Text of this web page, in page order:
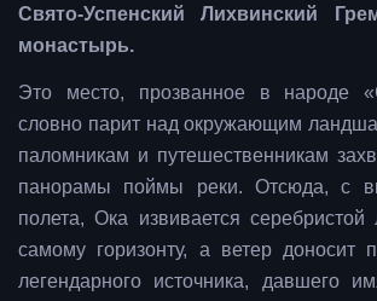
Свято-Успенский Лихвинский
монастырь.
Это место, прозванное в народе
словно парит над окружающим
паломникам и путешественникам
панорамы поймы реки. Отсюда, с
полета, Ока извивается серебристой
самому горизонту, а ветер доносит
легендарного источника, давшего